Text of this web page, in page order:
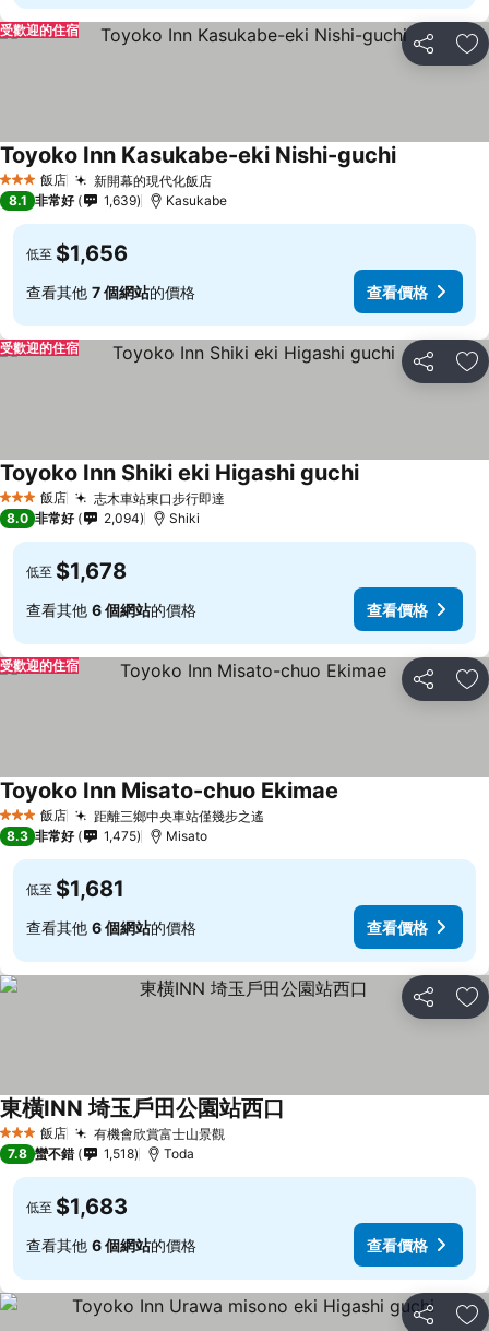
分享 加
受歡迎的住宿
3 星級 飯店 新開幕的現代化飯店
Toyoko Inn Kasukabe-eki Nishi-guchi
8.1 非常好 1,639 Kasukabe
低至 $1,656
查看其他 7 個網站的價格 查看價格
分享 加
受歡迎的住宿
3 星級 飯店 志木車站東口步行即達
Toyoko Inn Shiki eki Higashi guchi
8.0 非常好 2,094 Shiki
低至 $1,678
查看其他 6 個網站的價格 查看價格
分享 加
受歡迎的住宿
3 星級 飯店 距離三鄉中央車站僅幾步之遙
Toyoko Inn Misato-chuo Ekimae
8.3 非常好 1,475 Misato
低至 $1,681
查看其他 6 個網站的價格 查看價格
分享 加
3 星級 飯店 有機會欣賞富士山景觀
東橫INN 埼玉戶田公園站西口
7.8 蠻不錯 1,518 Toda
低至 $1,683
查看其他 6 個網站的價格 查看價格
分享 加